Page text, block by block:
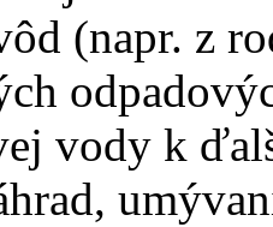
(napr. z
vody k